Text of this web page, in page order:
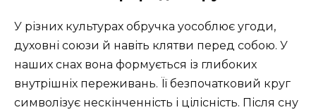
У різних культурах обручка уособлює угоди,
духовні союзи й навіть клятви перед собою. У
наших снах вона формується із глибоких
внутрішніх переживань. Її безпочатковий круг
символізує нескінченність і цілісність. Після сну